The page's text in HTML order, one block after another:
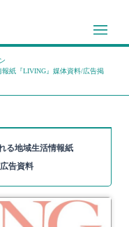
紙『LIVING』媒体資料/広告掲
る地域生活情報紙
告資料